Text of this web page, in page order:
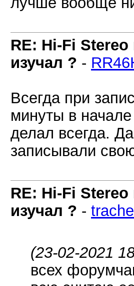
RE: Hi-Fi
изучал ? -
Всегда при
минуты в
делал всегда.
записывали
RE: Hi-Fi
изучал ? -
(23-02-2021
всех